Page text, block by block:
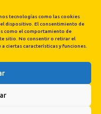
tecnologías como las cookies
dispositivo. El consentimiento de
como el comportamiento de
sitio. No consentir o retirar el
ciertas características y funciones.
en Instagram